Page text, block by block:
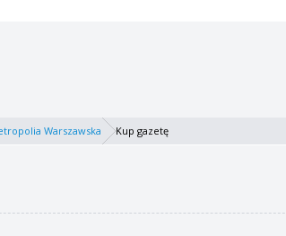
Warszawska Kup gazetę